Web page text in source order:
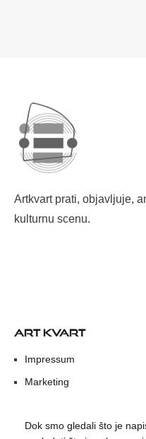
Artkvart prati, objavljuje,
kulturnu scenu.
ART KVART
Impressum
Marketing
Dok smo gledali što je